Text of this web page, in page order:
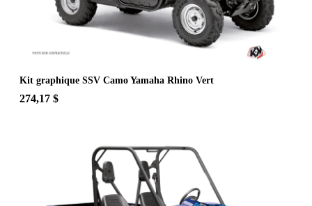
Kit graphique SSV Camo Yamaha Rhino Vert
274,17 $